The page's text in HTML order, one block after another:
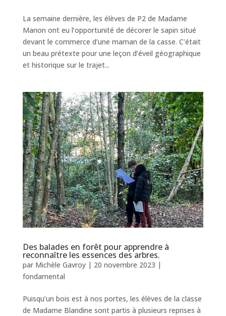
La semaine dernière, les élèves de P2 de Madame
Manon ont eu l’opportunité de décorer le sapin situé
devant le commerce d’une maman de la casse. C’était
un beau prétexte pour une leçon d’éveil géographique
et historique sur le trajet...
Des balades en forêt pour apprendre à
reconnaître les essences des arbres.
par Michèle Gavroy| 20 novembre 2023 |
fondamental
Puisqu’un bois est à nos portes, les élèves de la classe
de Madame Blandine sont partis à plusieurs reprises à